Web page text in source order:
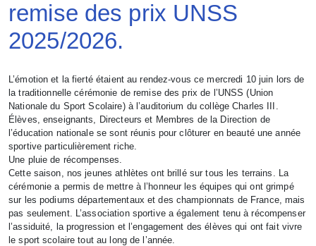
remise des prix UNSS
2025/2026.
L’émotion et la fierté étaient au rendez-vous ce mercredi 10 juin lors de
la traditionnelle cérémonie de remise des prix de l’UNSS (Union
Nationale du Sport Scolaire) à l’auditorium du collège Charles III.
Élèves, enseignants, Directeurs et Membres de la Direction de
l’éducation nationale se sont réunis pour clôturer en beauté une année
sportive particulièrement riche.
​Une pluie de récompenses.
​Cette saison, nos jeunes athlètes ont brillé sur tous les terrains. La
cérémonie a permis de mettre à l’honneur les équipes qui ont grimpé
sur les podiums départementaux et des championnats de France, mais
pas seulement. L’association sportive a également tenu à récompenser
l’assiduité, la progression et l’engagement des élèves qui ont fait vivre
le sport scolaire tout au long de l’année.